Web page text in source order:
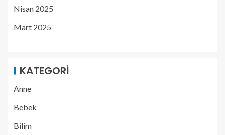
Nisan 2025
Mart 2025
KATEGORI
Anne
Bebek
Bilim